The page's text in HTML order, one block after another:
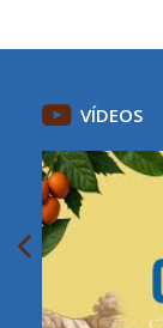
VÍDEOS